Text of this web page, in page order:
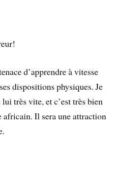
d’apprendre à vitesse
dispositions physiques. Je
très vite, et c’est très bien
Il sera une attraction